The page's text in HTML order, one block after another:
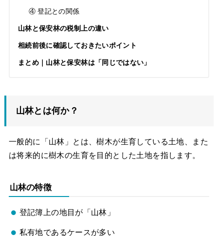
④ 登記との関係
山林と保安林の税制上の違い
相続前後に確認しておきたいポイント
まとめ｜山林と保安林は「同じではない」
山林とは何か？
一般的に「山林」とは、樹木が生育している土地、また
は将来的に樹木の生育を目的とした土地を指します。
山林の特徴
登記簿上の地目が「山林」
私有地であるケースが多い